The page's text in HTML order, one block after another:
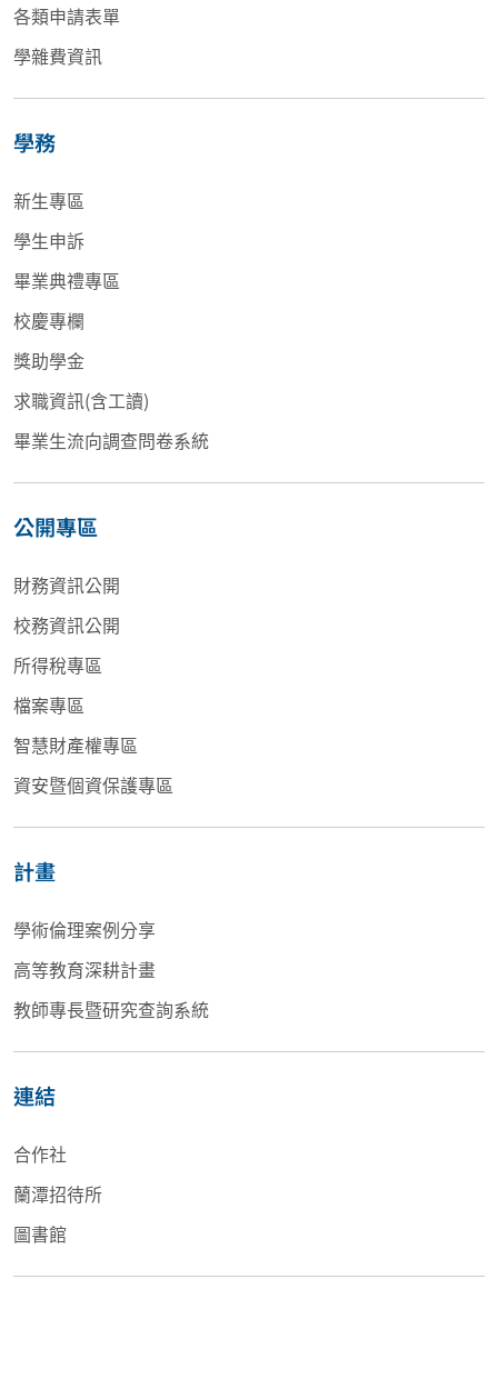
各類申請表單
學雜費資訊
學務
新生專區
學生申訴
畢業典禮專區
校慶專欄
獎助學金
求職資訊(含工讀)
畢業生流向調查問卷系統
公開專區
財務資訊公開
校務資訊公開
所得稅專區
檔案專區
智慧財產權專區
資安暨個資保護專區
計畫
學術倫理案例分享
高等教育深耕計畫
教師專長暨研究查詢系統
連結
合作社
蘭潭招待所
圖書館